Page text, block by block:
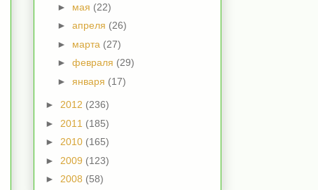
► мая (22)
► апреля (26)
► марта (27)
► февраля (29)
► января (17)
► 2012 (236)
► 2011 (185)
► 2010 (165)
► 2009 (123)
► 2008 (58)